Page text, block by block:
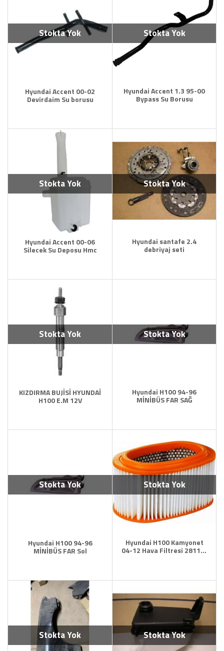
Stokta Yok
Hyundai Accent 00-02
Devirdaim Su borusu
Stokta Yok
Hyundai Accent 1.3 95-00
Bypass Su Borusu
Stokta Yok
Hyundai Accent 00-06
Silecek Su Deposu Hmc
Stokta Yok
Hyundai santafe 2.4
debriyaj seti
Stokta Yok
KIZDIRMA BUJİSİ HYUNDAİ
H100 E.M 12V
Stokta Yok
Hyundai H100 94-96
MİNİBÜS FAR SAĞ
Stokta Yok
Hyundai H100 94-96
MİNİBÜS FAR Sol
Stokta Yok
Hyundai H100 Kamyonet
04-12 Hava Filtresi 28113-
Stokta Yok Stokta Yok